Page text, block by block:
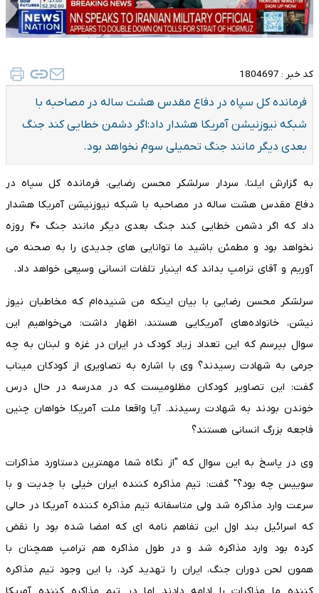
کد خبر : 1804697
فرمانده کل سپاه در دفاع مقدس هشت ساله در مصاحبه با
شبکه نیوزنیشن آمریکا هشدار داد:اگر دشمن خطایی کند جنگ
بعدی دیگر مانند جنگ تحمیلی سوم نخواهد بود.
به گزارش ایلنا، سردار سرلشکر محسن رضایی، فرمانده کل سپاه در
دفاع مقدس هشت ساله در مصاحبه با شبکه نیوزنیشن آمریکا هشدار
داد که اگر دشمن خطایی کند جنگ بعدی دیگر مانند جنگ ۴۰ روزه
نخواهد بود و مطمئن باشید ما توانایی های جدیدی را به صحنه می
آوریم و آقای ترامپ بداند که اینبار تلفات انسانی وسیعی خواهد داد.
سرلشکر محسن رضایی با بیان اینکه من شنیده‌ام که مخاطبان نیوز
نیشن، خانواده‌های آمریکایی هستند، اظهار داشت: می‌خواهیم این
سوال بپرسم که این تعداد زیاد کودک در ایران در غزه و لبنان به چه
جرمی به شهادت رسیدند؟ وی با اشاره به تصاویری از کودکان میناب
گفت: این تصاویر کودکان مظلومیست که در مدرسه در حال درس
خوندن بودند به شهادت رسیدند. آیا واقعا ملت آمریکا خواهان چنین
فاجعه بزرگ انسانی هستند؟
وی در پاسخ به این سوال که "از نگاه شما مهمترین دستاورد مذاکرات
سوییس چه بود؟" گفت: تیم مذاکره کننده ایران خیلی با جدیت و با
سرعت وارد مذاکره شد ولی متاسفانه تیم مذاکره کننده آمریکا در حالی
که اسرائیل بند اول این تفاهم نامه ای که امضا شده بود را نقض
کرده بود وارد مذاکره شد و در طول مذاکره هم ترامپ همچنان با
همون لحن دوران جنگ، ایران را تهدید کرد، با این وجود تیم مذاکره